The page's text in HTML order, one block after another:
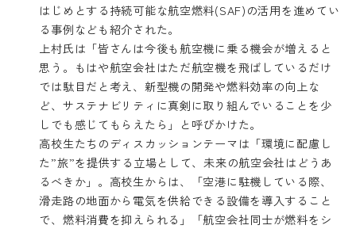
はじめとする持続可能な航空燃料(SAF)の活用を進めてい
る事例なども紹介された。
上村氏は「皆さんは今後も航空機に乗る機会が増えると
思う。もはや航空会社はただ航空機を飛ばしているだけ
では駄目だと考え、新型機の開発や燃料効率の向上な
ど、サステナビリティに真剣に取り組んでいることを少
しでも感じてもらえたら」と呼びかけた。
高校生たちのディスカッションテーマは「環境に配慮し
た”旅”を提供する立場として、未来の航空会社はどうあ
るべきか」。高校生からは、「空港に駐機している際、
滑走路の地面から電気を供給できる設備を導入すること
で、燃料消費を抑えられる」「航空会社同士が燃料をシ